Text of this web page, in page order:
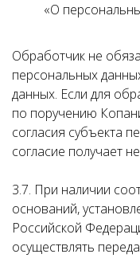
«О
Обработчик не
персональных
данных. Если для
по поручению
согласия субъекта
согласие получает
3.7. При наличии
оснований,
Российской
осуществлять